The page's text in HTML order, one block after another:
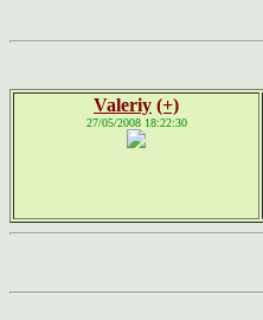
Valeriy (+)
27/05/2008 18:22:30